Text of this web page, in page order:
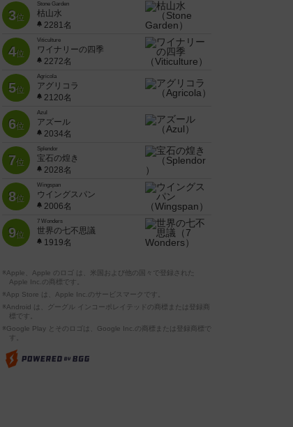
3位
Stone Garden
枯山水
2281名
4位
Viticulture
ワイナリーの四季
2272名
5位
Agricola
アグリコラ
2120名
6位
Azul
アズール
2034名
7位
Splendor
宝石の煌き
2028名
8位
Wingspan
ウイングスパン
2006名
9位
7 Wonders
世界の七不思議
1919名
※Apple、Apple のロゴ は、米国および他の国々で登録された
Apple Inc.の商標です。
※App Store は、Apple Inc.のサービスマークです。
※Android は、グーグル インコーポレイテッドの商標または登録商
標です。
※Google Play とそのロゴは、Google Inc.の商標または登録商標で
す。